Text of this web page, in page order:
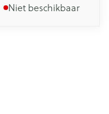
Niet beschikbaar